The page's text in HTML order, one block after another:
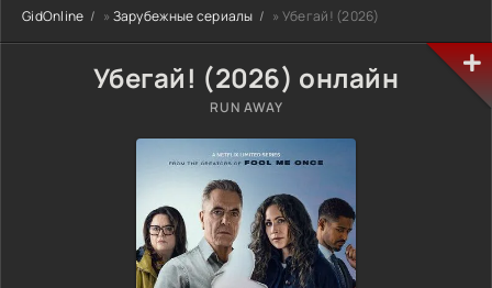
GidOnline » Зарубежные сериалы » Убегай! (2026)
Убегай! (2026) онлайн
RUN AWAY